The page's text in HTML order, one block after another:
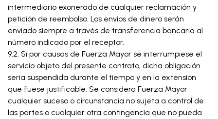
intermediario exonerado de cualquier reclamación y
petición de reembolso. Los envíos de dinero serán
enviado siempre a través de transferencia bancaria al
número indicado por el receptor.
9.2. Si por causas de Fuerza Mayor se interrumpiese el
servicio objeto del presente contrato, dicha obligación
sería suspendida durante el tiempo y en la extensión
que fuese justificable. Se considera Fuerza Mayor
cualquier suceso o circunstancia no sujeta a control de
las partes o cualquier otra contingencia que no pueda